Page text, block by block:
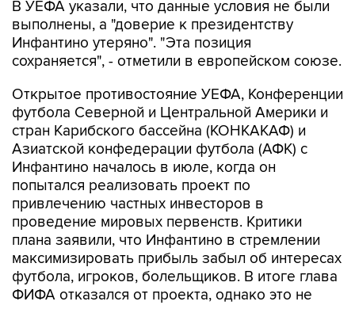
Инфантино утеряно". "Эта позиция
сохраняется", - отметили в европейском союзе.
Открытое противостояние УЕФА, Конференции
стран Карибского бассейна (КОНКАКАФ) и
Азиатской конфедерации футбола (АФК) с
Инфантино началось в июле, когда он
попытался реализовать проект по
привлечению частных инвесторов в
проведение мировых первенств. Критики
плана заявили, что Инфантино в стремлении
максимизировать прибыль забыл об интересах
футбола, игроков, болельщиков. В итоге глава
ФИФА отказался от проекта, однако это не
остановило его оппонентов, которые
продолжают добиваться его отставки.